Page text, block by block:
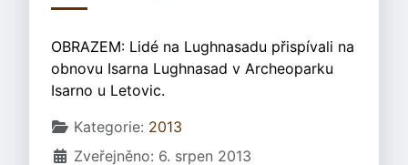
OBRAZEM: Lidé na Lughnasadu přispívali na
obnovu Isarna Lughnasad v Archeoparku
Isarno u Letovic.
Základní údaje
Kategorie: 2013
Zveřejněno: 6. srpen 2013